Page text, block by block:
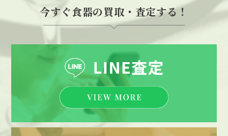
今すぐ食器の買取・査定する！